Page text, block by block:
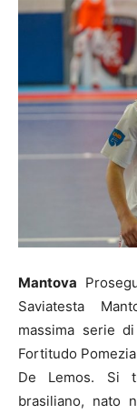
Mantova
Saviatesta
massima serie
Fortitudo
De Lemos. Si
brasiliano, nato